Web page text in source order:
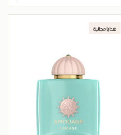
جاري تحميل التفاصيل
هدايا مجانية